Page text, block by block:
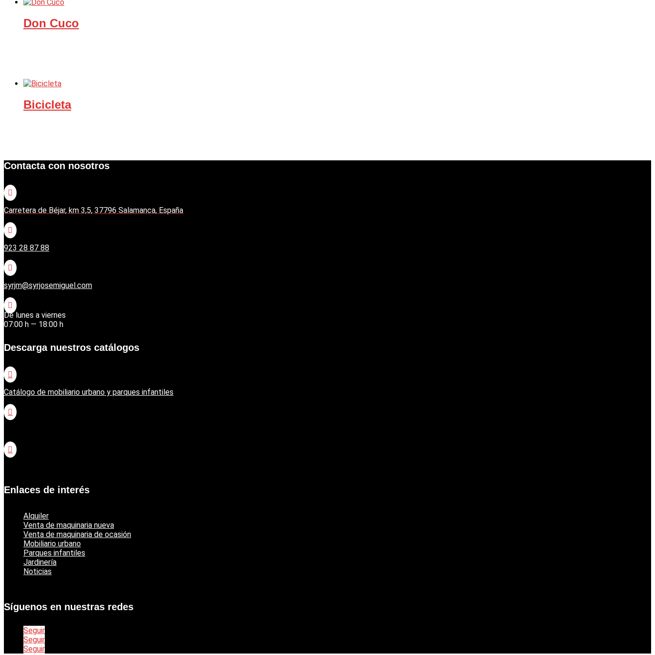
Don Cuco
Bicicleta
Contacta con nosotros

Carretera de Béjar, km 3,5, 37796 Salamanca, España

923 28 87 88

syrjm@syrjosemiguel.com

De lunes a viernes
07:00 h — 18:00 h
Descarga nuestros catálogos

Catálogo de mobiliario urbano y parques infantiles


Enlaces de interés
Alquiler
Venta de maquinaria nueva
Venta de maquinaria de ocasión
Mobiliario urbano
Parques infantiles
Jardinería
Noticias
Síguenos en nuestras redes
Seguir
Seguir
Seguir